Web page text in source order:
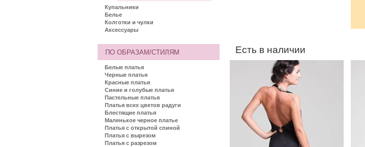
Есть в наличии
Купальники
Белье
Колготки и чулки
Аксессуары
ПО ОБРАЗАМ/СТИЛЯМ
Белые платья
Черные платья
Красные платья
Синие и голубые платья
Пастельные платья
Платья всех цветов радуги
Блестящие платья
Маленькое черное платье
Платья с открытой спиной
Платья с вырезом
Платья с разрезом